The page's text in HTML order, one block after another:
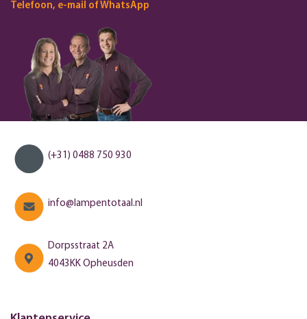
Telefoon, e-mail of WhatsApp
(+31) 0488 750 930
info@lampentotaal.nl
Dorpsstraat 2A
4043KK Opheusden